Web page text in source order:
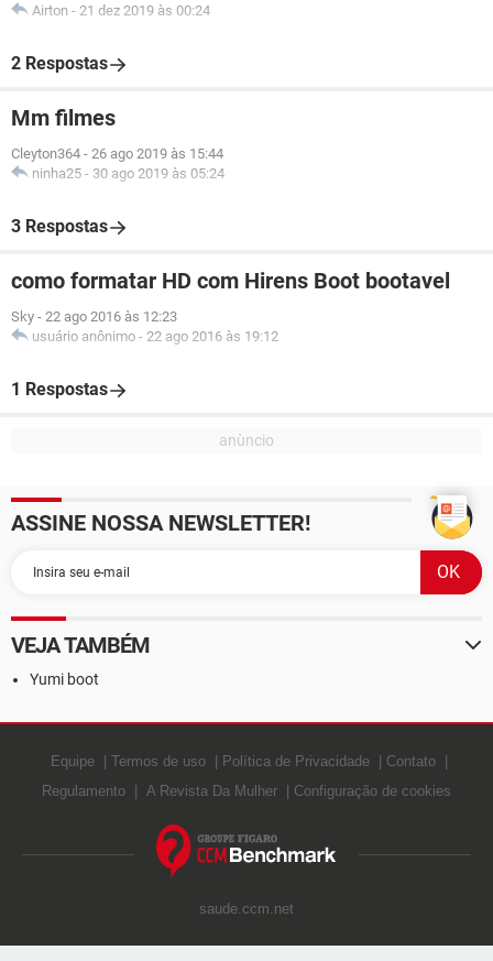
Airton - 21 dez 2019 às 00:24
2 Respostas
Mm filmes
Cleyton364 - 26 ago 2019 às 15:44
ninha25 - 30 ago 2019 às 05:24
3 Respostas
como formatar HD com Hirens Boot bootavel
Sky - 22 ago 2016 às 12:23
usuário anônimo - 22 ago 2016 às 19:12
1 Respostas
ASSINE NOSSA NEWSLETTER!
VEJA TAMBÉM
Yumi boot
Equipe Termos de uso Política de Privacidade
Contato
Regulamento
A Revista Da Mulher Configuração de cookies
saude.ccm.net